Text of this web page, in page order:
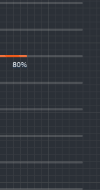
80%